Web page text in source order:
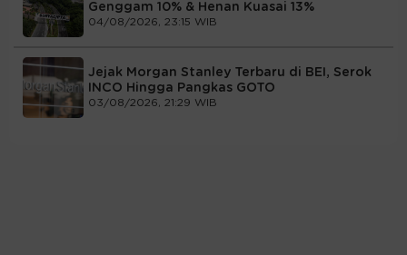
Genggam 10% & Henan Kuasai 13%
04/08/2026, 23:15 WIB
Jejak Morgan Stanley Terbaru di BEI, Serok
INCO Hingga Pangkas GOTO
03/08/2026, 21:29 WIB